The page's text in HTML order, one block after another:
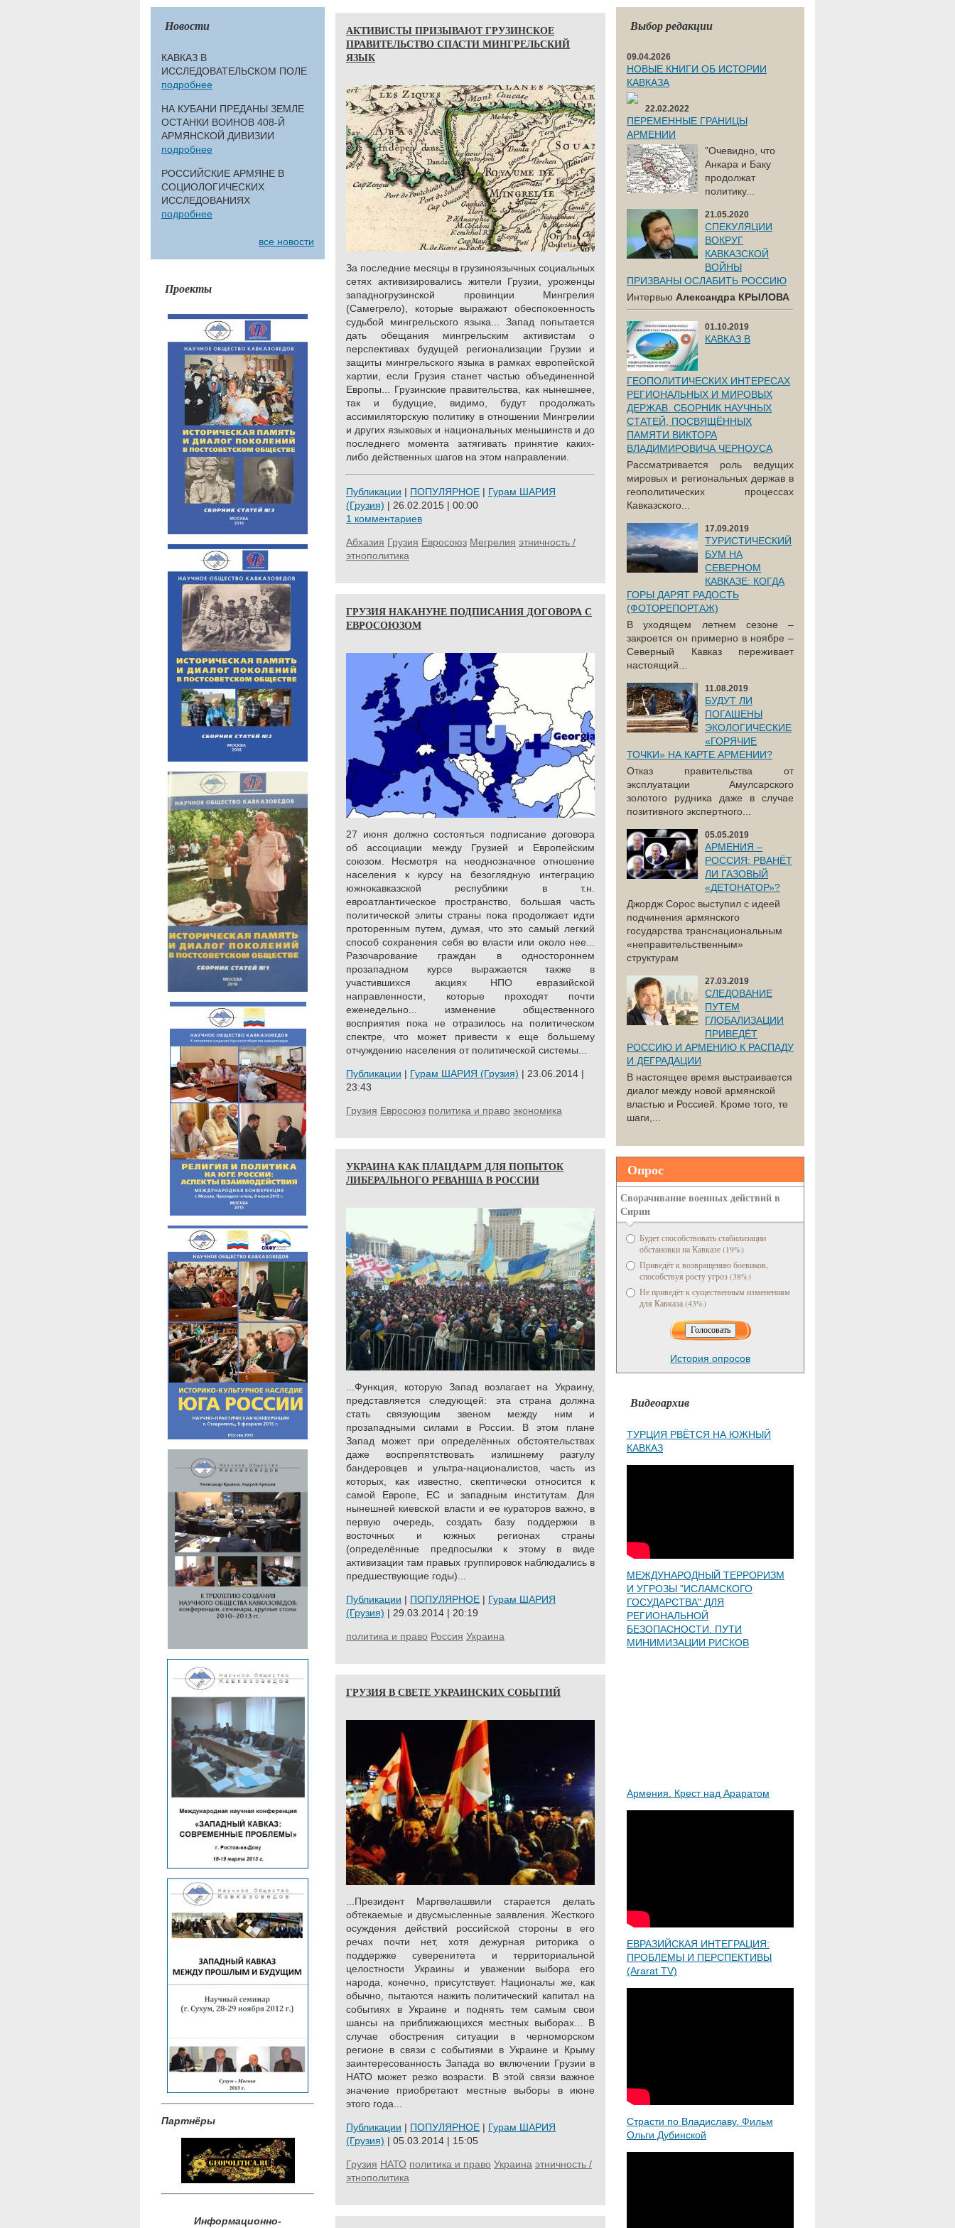
Новости
КАВКАЗ В
ИССЛЕДОВАТЕЛЬСКОМ ПОЛЕ
подробнее
НА КУБАНИ ПРЕДАНЫ ЗЕМЛЕ
ОСТАНКИ ВОИНОВ 408-Й
АРМЯНСКОЙ ДИВИЗИИ
подробнее
РОССИЙСКИЕ АРМЯНЕ В
СОЦИОЛОГИЧЕСКИХ
ИССЛЕДОВАНИЯХ
подробнее
все новости
Проекты
Партнёры
Информационно-
АКТИВИСТЫ ПРИЗЫВАЮТ ГРУЗИНСКОЕ
ПРАВИТЕЛЬСТВО СПАСТИ МИНГРЕЛЬСКИЙ
ЯЗЫК
За последние месяцы в грузиноязычных социальных
сетях активизировались жители Грузии, уроженцы
западногрузинской провинции Мингрелия
(Самегрело), которые выражают обеспокоенность
судьбой мингрельского языка... Запад попытается
дать обещания мингрельским активистам о
перспективах будущей регионализации Грузии и
защиты мингрельского языка в рамках европейской
хартии, если Грузия станет частью объединенной
Европы... Грузинские правительства, как нынешнее,
так и будущие, видимо, будут продолжать
ассимиляторскую политику в отношении Мингрелии
и других языковых и национальных меньшинств и до
последнего момента затягивать принятие каких-
либо действенных шагов на этом направлении.
Публикации | ПОПУЛЯРНОЕ | Гурам ШАРИЯ
(Грузия) | 26.02.2015 | 00:00
1 комментариев
Абхазия Грузия Евросоюз Мегрелия этничность /
этнополитика
ГРУЗИЯ НАКАНУНЕ ПОДПИСАНИЯ ДОГОВОРА С
ЕВРОСОЮЗОМ
27 июня должно состояться подписание договора
об ассоциации между Грузией и Европейским
союзом. Несмотря на неоднозначное отношение
населения к курсу на безоглядную интеграцию
южнокавказской республики в т.н.
евроатлантическое пространство, большая часть
политической элиты страны пока продолжает идти
проторенным путем, думая, что это самый легкий
способ сохранения себя во власти или около нее...
Разочарование граждан в одностороннем
прозападном курсе выражается также в
участившихся акциях НПО евразийской
направленности, которые проходят почти
еженедельно... изменение общественного
восприятия пока не отразилось на политическом
спектре, что может привести к еще большему
отчуждению населения от политической системы...
Публикации | Гурам ШАРИЯ (Грузия) | 23.06.2014 |
23:43
Грузия Евросоюз политика и право экономика
УКРАИНА КАК ПЛАЦДАРМ ДЛЯ ПОПЫТОК
ЛИБЕРАЛЬНОГО РЕВАНША В РОССИИ
...Функция, которую Запад возлагает на Украину,
представляется следующей: эта страна должна
стать связующим звеном между ним и
прозападными силами в России. В этом плане
Запад может при определённых обстоятельствах
даже воспрепятствовать излишнему разгулу
бандеровцев и ультра-националистов, часть из
которых, как известно, скептически относится к
самой Европе, ЕС и западным институтам. Для
нынешней киевской власти и ее кураторов важно, в
первую очередь, создать базу поддержки в
восточных и южных регионах страны
(определённые предпосылки к этому в виде
активизации там правых группировок наблюдались в
предшествующие годы)...
Публикации | ПОПУЛЯРНОЕ | Гурам ШАРИЯ
(Грузия) | 29.03.2014 | 20:19
политика и право Россия Украина
ГРУЗИЯ В СВЕТЕ УКРАИНСКИХ СОБЫТИЙ
...Президент Маргвелашвили старается делать
обтекаемые и двусмысленные заявления. Жесткого
осуждения действий российской стороны в его
речах почти нет, хотя дежурная риторика о
поддержке суверенитета и территориальной
целостности Украины и уважении выбора его
народа, конечно, присутствует. Националы же, как
обычно, пытаются нажить политический капитал на
событиях в Украине и поднять тем самым свои
шансы на приближающихся местных выборах... В
случае обострения ситуации в черноморском
регионе в связи с событиями в Украине и Крыму
заинтересованность Запада во включении Грузии в
НАТО может резко возрасти. В этой связи важное
значение приобретают местные выборы в июне
этого года...
Публикации | ПОПУЛЯРНОЕ | Гурам ШАРИЯ
(Грузия) | 05.03.2014 | 15:05
Грузия НАТО политика и право Украина этничность /
этнополитика
Выбор редакции
09.04.2026
НОВЫЕ КНИГИ ОБ ИСТОРИИ
КАВКАЗА
22.02.2022
ПЕРЕМЕННЫЕ ГРАНИЦЫ
АРМЕНИИ
"Очевидно, что
Анкара и Баку
продолжат
политику...
21.05.2020
СПЕКУЛЯЦИИ
ВОКРУГ
КАВКАЗСКОЙ
ВОЙНЫ
ПРИЗВАНЫ ОСЛАБИТЬ РОССИЮ
Интервью Александра КРЫЛОВА
01.10.2019
КАВКАЗ В
ГЕОПОЛИТИЧЕСКИХ ИНТЕРЕСАХ
РЕГИОНАЛЬНЫХ И МИРОВЫХ
ДЕРЖАВ. СБОРНИК НАУЧНЫХ
СТАТЕЙ, ПОСВЯЩЁННЫХ
ПАМЯТИ ВИКТОРА
ВЛАДИМИРОВИЧА ЧЕРНОУСА
Рассматривается роль ведущих
мировых и региональных держав в
геополитических процессах
Кавказского...
17.09.2019
ТУРИСТИЧЕСКИЙ
БУМ НА
СЕВЕРНОМ
КАВКАЗЕ: КОГДА
ГОРЫ ДАРЯТ РАДОСТЬ
(ФОТОРЕПОРТАЖ)
В уходящем летнем сезоне –
закроется он примерно в ноябре –
Северный Кавказ переживает
настоящий...
11.08.2019
БУДУТ ЛИ
ПОГАШЕНЫ
ЭКОЛОГИЧЕСКИЕ
«ГОРЯЧИЕ
ТОЧКИ» НА КАРТЕ АРМЕНИИ?
Отказ правительства от
эксплуатации Амулсарского
золотого рудника даже в случае
позитивного экспертного...
05.05.2019
АРМЕНИЯ –
РОССИЯ: РВАНЁТ
ЛИ ГАЗОВЫЙ
«ДЕТОНАТОР»?
Джордж Сорос выступил с идеей
подчинения армянского
государства транснациональным
«неправительственным»
структурам
27.03.2019
СЛЕДОВАНИЕ
ПУТЕМ
ГЛОБАЛИЗАЦИИ
ПРИВЕДЁТ
РОССИЮ И АРМЕНИЮ К РАСПАДУ
И ДЕГРАДАЦИИ
В настоящее время выстраивается
диалог между новой армянской
властью и Россией. Кроме того, те
шаги,...
Опрос
Сворачивание военных действий в
Сирии
Будет способствовать стабилизации
обстановки на Кавказе (19%)
Приведёт к возвращению боевиков,
способствуя росту угроз (38%)
Не приведёт к существенным изменениям
для Кавказа (43%)
История опросов
Видеоархив
ТУРЦИЯ РВЁТСЯ НА ЮЖНЫЙ
КАВКАЗ
МЕЖДУНАРОДНЫЙ ТЕРРОРИЗМ
И УГРОЗЫ "ИСЛАМСКОГО
ГОСУДАРСТВА" ДЛЯ
РЕГИОНАЛЬНОЙ
БЕЗОПАСНОСТИ. ПУТИ
МИНИМИЗАЦИИ РИСКОВ
Армения. Крест над Араратом
ЕВРАЗИЙСКАЯ ИНТЕГРАЦИЯ:
ПРОБЛЕМЫ И ПЕРСПЕКТИВЫ
(Ararat TV)
Страсти по Владиславу. Фильм
Ольги Дубинской